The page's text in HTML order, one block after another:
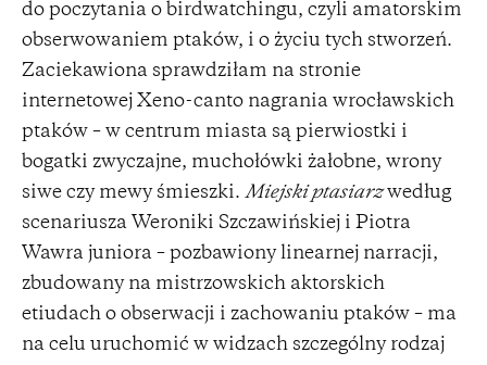
do poczytania o birdwatchingu, czyli amatorskim
obserwowaniem ptaków, i o życiu tych stworzeń.
Zaciekawiona sprawdziłam na stronie
internetowej Xeno-canto nagrania wrocławskich
ptaków – w centrum miasta są pierwiostki i
bogatki zwyczajne, muchołówki żałobne, wrony
siwe czy mewy śmieszki. Miejski ptasiarzwedług
scenariusza Weroniki Szczawińskiej i Piotra
Wawra juniora – pozbawiony linearnej narracji,
zbudowany na mistrzowskich aktorskich
etiudach o obserwacji i zachowaniu ptaków – ma
na celu uruchomić w widzach szczególny rodzaj